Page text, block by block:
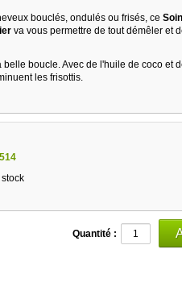
bouclés, ondulés ou frisés, ce
va vous permettre de tout démêler et
belle boucle. Avec de l'huile de coco et
les frisottis.
stock
Quantité :